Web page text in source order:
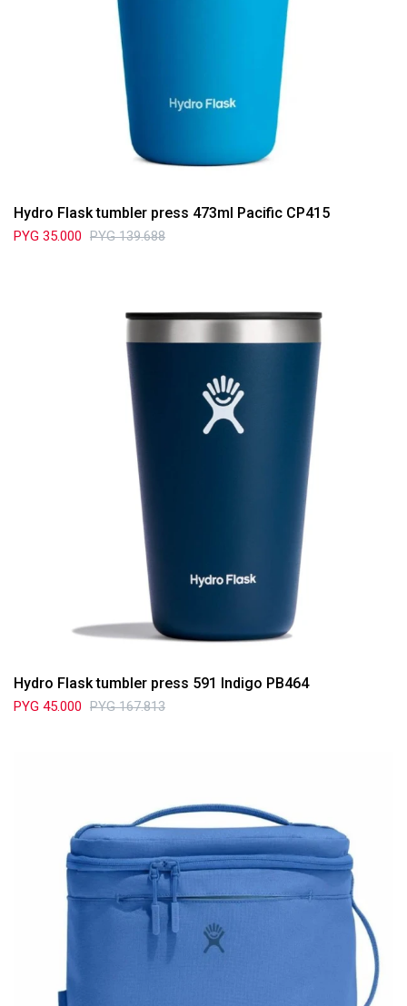
Hydro Flask tumbler press 473ml Pacific CP415
PYG 35.000 PYG 139.688
Hydro Flask tumbler press 591 Indigo PB464
PYG 45.000 PYG 167.813